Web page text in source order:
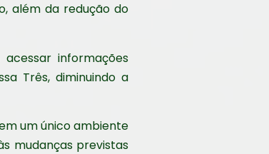
além da redução do
informações
Três, diminuindo a
um único ambiente
mudanças previstas